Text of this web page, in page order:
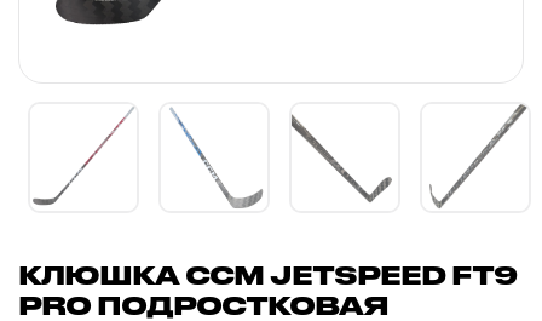
КЛЮШКА CCM JETSPEED FT9
PRO ПОДРОСТКОВАЯ